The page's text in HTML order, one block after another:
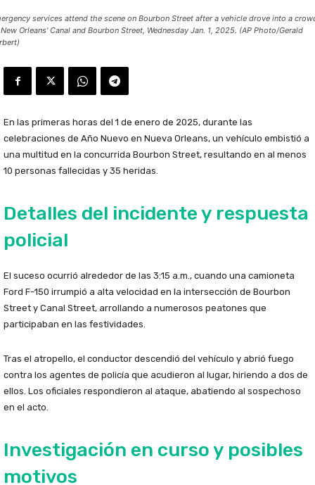
services attend the scene on Bourbon Street after a vehicle drove into a
Orleans' Canal and Bourbon Street, Wednesday Jan. 1, 2025. (AP Photo/Gerald
En las primeras horas del 1 de enero de 2025, durante las
celebraciones de Año Nuevo en Nueva Orleans, un vehículo embistió a
una multitud en la concurrida Bourbon Street, resultando en al menos
10 personas fallecidas y 35 heridas.
Detalles del incidente y respuesta
policial
El suceso ocurrió alrededor de las 3:15 a.m., cuando una camioneta
Ford F-150 irrumpió a alta velocidad en la intersección de Bourbon
Street y Canal Street, arrollando a numerosos peatones que
participaban en las festividades.
Tras el atropello, el conductor descendió del vehículo y abrió fuego
contra los agentes de policía que acudieron al lugar, hiriendo a dos de
ellos. Los oficiales respondieron al ataque, abatiendo al sospechoso
en el acto.
Investigación en curso y posibles
motivos